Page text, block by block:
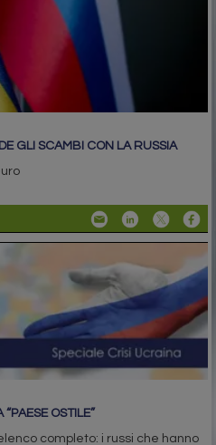
GLI SCAMBI CON LA RUSSIA
OSTILE”
completo: i russi che hanno